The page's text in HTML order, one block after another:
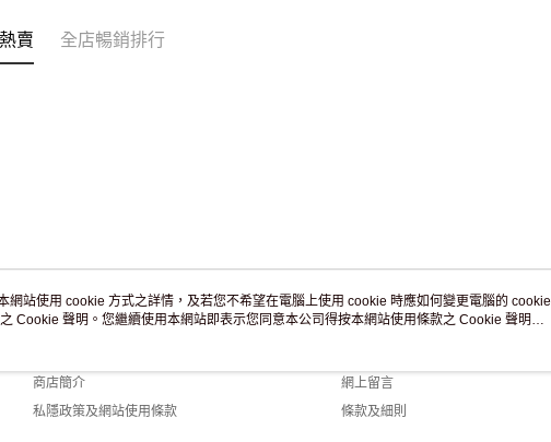
賣 全店暢銷排行
關於我們
商店簡介
私隱政策及網站使用條款
客戶服務
網上留言
條款及細則
網站使用 cookie 方式之詳情，及若您不希望在電腦上使用 cookie 時應如何變更電腦的 cookie
Cookie 聲明。您繼續使用本網站即表示您同意本公司得按本網站使用條款之 Cookie 聲明使